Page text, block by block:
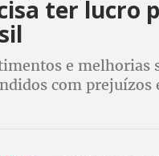
ter lucro
e melhorias
com prejuízos